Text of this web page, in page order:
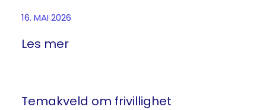
16. MAI 2026
Les mer
Temakveld om frivillighet